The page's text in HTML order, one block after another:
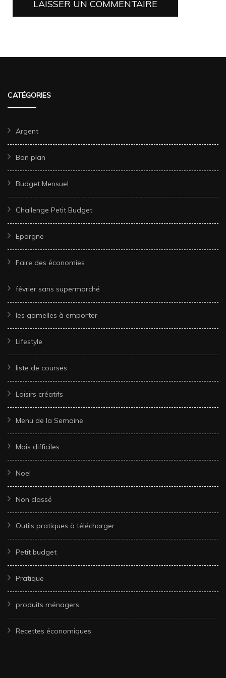
CATÉGORIES
Argent
Bon plan
Budget Mensuel
Challenge Petit Budget
Epargne
Faire des économies
février sans supermarché
les gamelles à emporter
Lifestyle
liste de courses
Loisirs créatifs
Menu de la Semaine
Mois difficiles
Noël
Non classé
Outils pratiques à télécharger
Petit budget
Pratique
produits ménagers
Recettes économiques